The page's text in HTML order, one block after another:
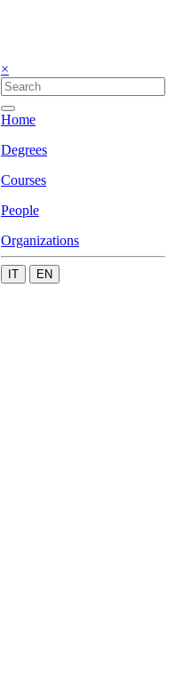
×
Home
Degrees
Courses
People
Organizations
IT EN